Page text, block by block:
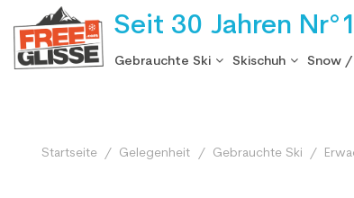
Seit 30 Jahren
Gebrauchte Ski Skischuh Snow
Startseite Gelegenheit Gebrauchte Ski